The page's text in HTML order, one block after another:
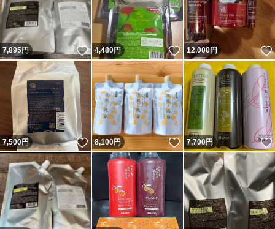
7,895円 いいね！
4,480円 いいね！
12,000円
7,500円 いいね！
8,100円 いいね！
7,700円